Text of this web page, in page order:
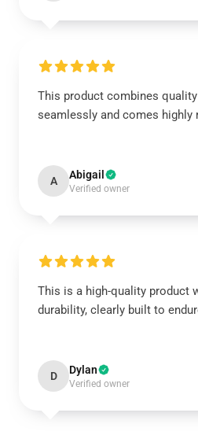
This product combines
seamlessly and comes highly
A Abigail
Verified owner
This is a high-quality product
durability, clearly built to
D Dylan
Verified owner